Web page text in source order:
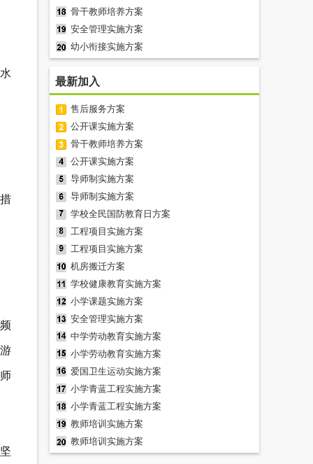
骨干教师培养方案
安全管理实施方案
幼小衔接实施方案
最新加入
售后服务方案
公开课实施方案
骨干教师培养方案
公开课实施方案
导师制实施方案
导师制实施方案
学校全民国防教育日方案
工程项目实施方案
工程项目实施方案
机房搬迁方案
学校健康教育实施方案
小学课题实施方案
安全管理实施方案
中学劳动教育实施方案
小学劳动教育实施方案
爱国卫生运动实施方案
小学青蓝工程实施方案
小学青蓝工程实施方案
教师培训实施方案
教师培训实施方案